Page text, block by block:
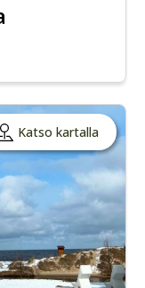
Katso kartalla